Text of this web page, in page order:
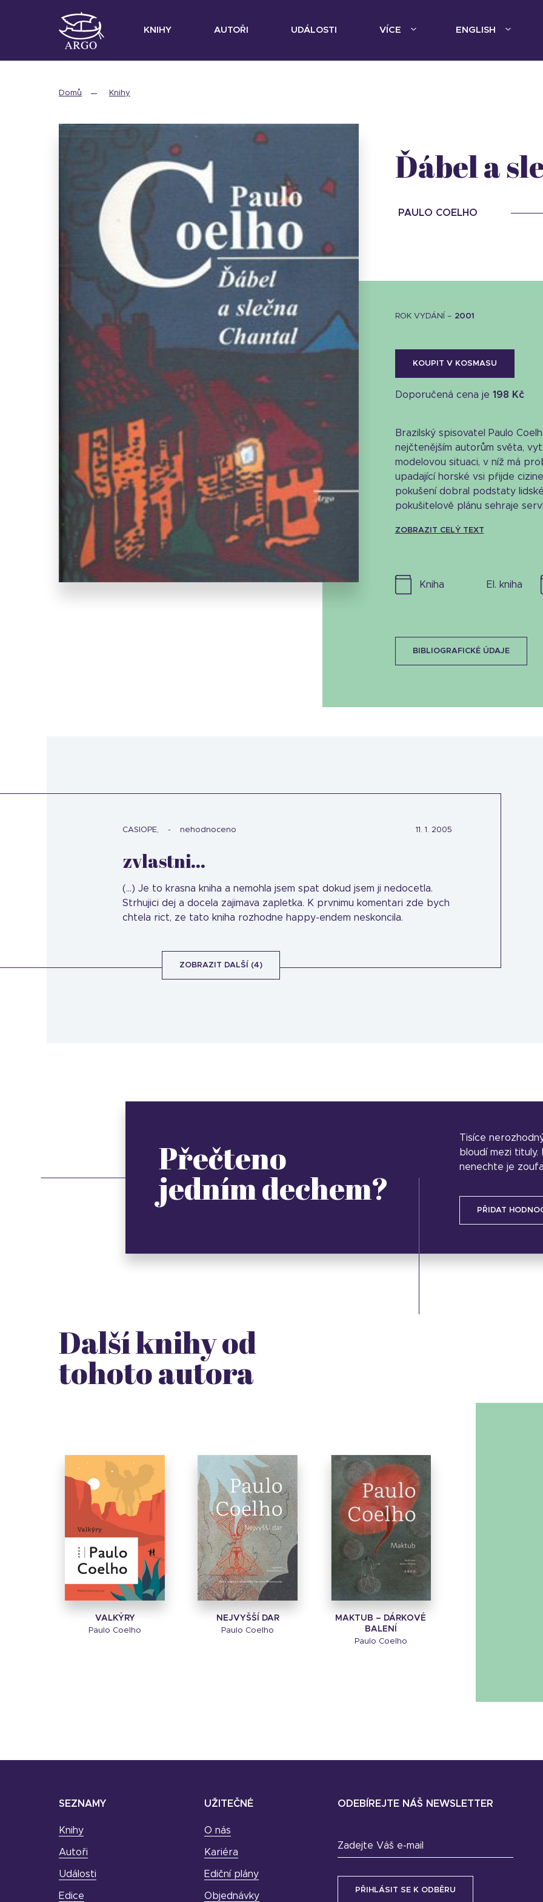
KNIHY AUTOŘI UDÁLOSTI VÍCE ENGLISH
Domů Knihy
Ďábel a
PAULO COELHO
ROK VYDÁNÍ – 2001
KOUPIT V KOSMASU
Doporučená cena je 198 Kč
Brazilský spisovatel Paulo
nejčtenějším autorům světa,
modelovou situaci, v níž má
upadající horské vsi přijde
pokušení dobral podstaty
pokušitelově plánu sehraje
ZOBRAZIT CELÝ TEXT
kniha el. kniha
BIBLIOGRAFICKÉ ÚDAJE
CASIOPE, nehodnoceno 11. 1. 2005
zvlastni...
(...) Je to krasna kniha a nemohla jsem spat dokud jsem ji nedocetla.
Strhujici dej a docela zajimava zapletka. K prvnimu komentari zde bych
chtela rict, ze tato kniha rozhodne happy-endem neskoncila.
ZOBRAZIT DALŠÍ (4)
Přečteno
jedním dechem?
Tisíce
bloudí mezi
nenechte je
PŘIDAT
Další knihy od
tohoto autora
VALKÝRY
Paulo Coelho
NEJVYŠŠÍ DAR
Paulo Coelho
MAKTUB – DÁRKOVÉ
BALENÍ
Paulo Coelho
SEZNAMY
Knihy
Autoři
Události
Edice
UŽITEČNÉ
O nás
Kariéra
Ediční plány
Objednávky
ODEBÍREJTE NÁŠ NEWSLETTER
Zadejte Váš e-mail